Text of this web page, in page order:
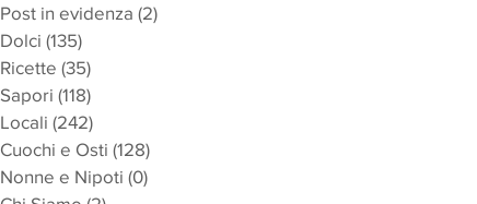
Post in evidenza (2)
Dolci (135)
Ricette (35)
Sapori (118)
Locali (242)
Cuochi e Osti (128)
Nonne e Nipoti (0)